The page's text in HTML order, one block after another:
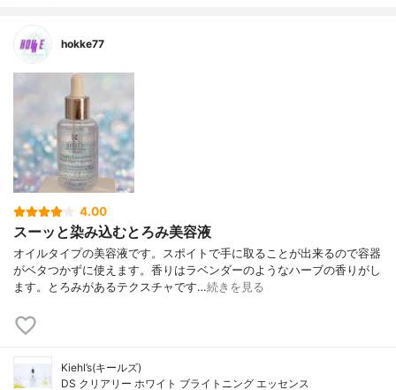
hokke77
4.00
スーッと染み込むとろみ美容液
オイルタイプの美容液です。スポイトで手に取ることが出来るので容器
がベタつかずに使えます。香りはラベンダーのようなハーブの香りがし
ます。とろみがあるテクスチャです…続きを見る
Kiehl’s(キールズ)
DS クリアリー ホワイト ブライトニング エッセンス